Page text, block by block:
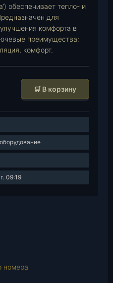
обеспечивает тепло- и
для
комфорта в
преимущества:
комфорт.
🛒 В корзину
09:19
номера